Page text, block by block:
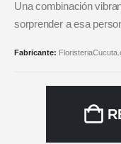
Una combinación
sorprender a esa
Fabricante: